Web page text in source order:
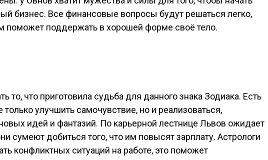
бизнес. Все финансовые вопросы будут решаться легко,
поможет поддержать в хорошей форме своё тело.
то, что приготовила судьба для данного знака Зодиака. Есть
улучшить самочувствие, но и реализоваться,
идей и фантазий. По карьерной лестнице Львов ожидает
сумеют добиться того, что им повысят зарплату. Астрологи
конфликтных ситуаций на работе, это поможет